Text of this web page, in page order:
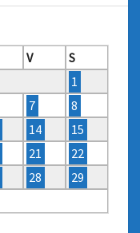
V
S
1
7
8
14
15
21
22
28
29